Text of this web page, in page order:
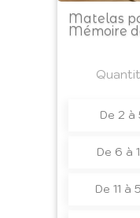
Matelas
Mémoire
De 2 à
De 6 à
De 11 à